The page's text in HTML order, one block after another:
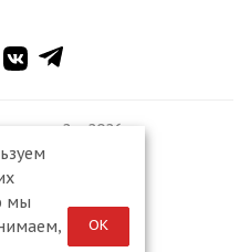
2», 2026
мы
ОК